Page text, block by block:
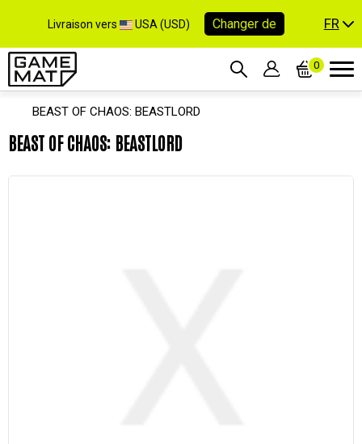
Livraison vers USA (USD) Changer de FR
0
BEAST OF CHAOS: BEASTLORD
BEAST OF CHAOS: BEASTLORD